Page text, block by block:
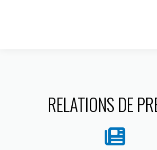
RELATIONS DE